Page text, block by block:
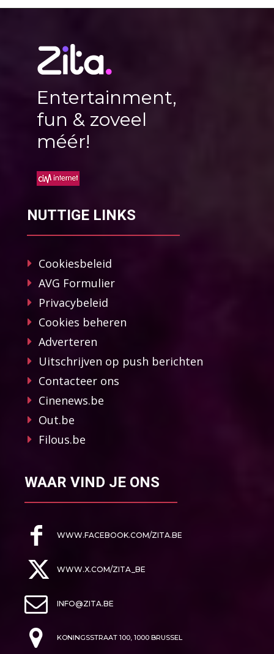
Entertainment,
fun & zoveel
méér!
NUTTIGE LINKS
Cookiesbeleid
AVG Formulier
Privacybeleid
Cookies beheren
Adverteren
Uitschrijven op push berichten
Contacteer ons
Cinenews.be
Out.be
Filous.be
WAAR VIND JE ONS
WWW.FACEBOOK.COM/ZITA.BE
WWW.X.COM/ZITA_BE
INFO@ZITA.BE
KONINGSSTRAAT 100, 1000 BRUSSEL